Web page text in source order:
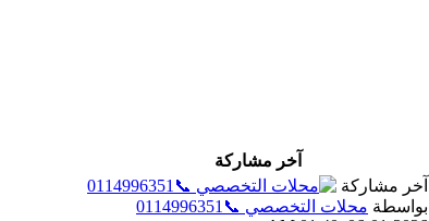
آخر مشاركة
آخر مشاركة
بواسطة محلات التخصصي 📞0114996351